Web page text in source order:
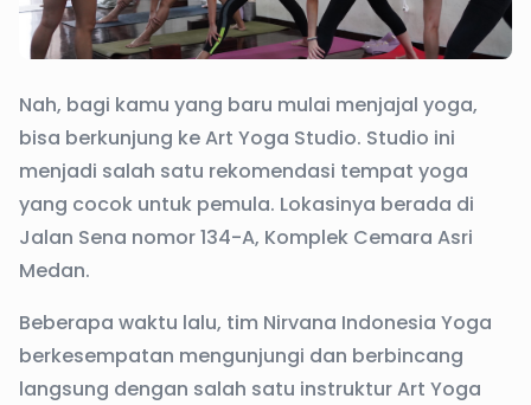
Nah, bagi kamu yang baru mulai menjajal yoga,
bisa berkunjung ke Art Yoga Studio. Studio ini
menjadi salah satu rekomendasi tempat yoga
yang cocok untuk pemula. Lokasinya berada di
Jalan Sena nomor 134-A, Komplek Cemara Asri
Medan.
Beberapa waktu lalu, tim Nirvana Indonesia Yoga
berkesempatan mengunjungi dan berbincang
langsung dengan salah satu instruktur Art Yoga